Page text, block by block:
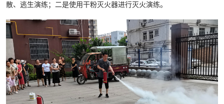
散、逃生演练；二是使用干粉灭火器进行灭火演练。